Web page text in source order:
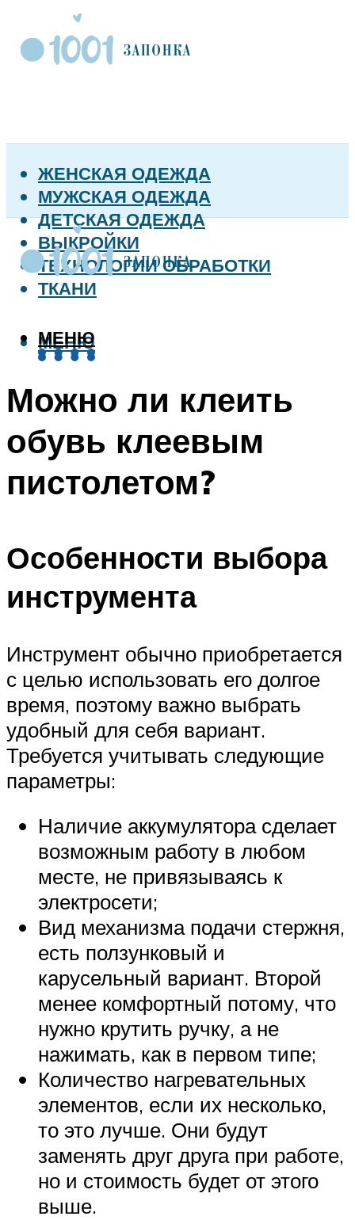
ЖЕНСКАЯ ОДЕЖДА
МУЖСКАЯ ОДЕЖДА
ДЕТСКАЯ ОДЕЖДА
ВЫКРОЙКИ
ТЕХНОЛОГИИ ОБРАБОТКИ
ТКАНИ
МЕНЮ
МЕНЮ
Можно ли клеить
обувь клеевым
пистолетом?
Особенности выбора
инструмента
Инструмент обычно приобретается
с целью использовать его долгое
время, поэтому важно выбрать
удобный для себя вариант.
Требуется учитывать следующие
параметры:
Наличие аккумулятора сделает
возможным работу в любом
месте, не привязываясь к
электросети;
Вид механизма подачи стержня,
есть ползунковый и
карусельный вариант. Второй
менее комфортный потому, что
нужно крутить ручку, а не
нажимать, как в первом типе;
Количество нагревательных
элементов, если их несколько,
то это лучше. Они будут
заменять друг друга при работе,
но и стоимость будет от этого
выше.